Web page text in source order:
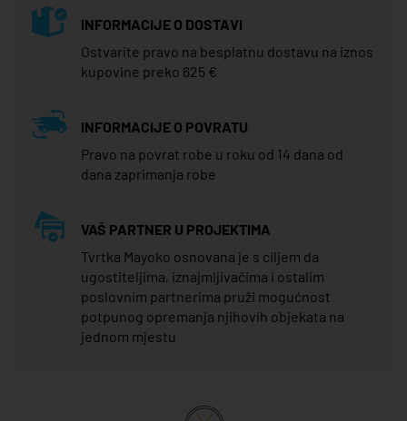
INFORMACIJE O DOSTAVI
Ostvarite pravo na besplatnu dostavu na iznos
kupovine preko 625 €
INFORMACIJE O POVRATU
Pravo na povrat robe u roku od 14 dana od
dana zaprimanja robe
VAŠ PARTNER U PROJEKTIMA
Tvrtka Mayoko osnovana je s ciljem da
ugostiteljima, iznajmljivačima i ostalim
poslovnim partnerima pruži mogućnost
potpunog opremanja njihovih objekata na
jednom mjestu